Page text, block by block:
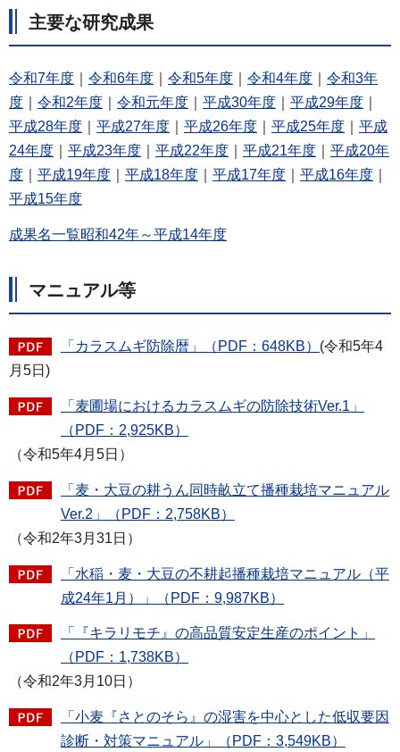
主要な研究成果
令和7年度 令和6年度 令和5年度 令和4年度
令和3年
度
令和2年度 令和元年度 平成30年度 平成29年度
平成28年度
平成27年度 平成26年度 平成25年度
平成
24年度
平成23年度 平成22年度 平成21年度
平成20年
度
平成19年度 平成18年度 平成17年度 平成16年度
平成15年度
成果名一覧昭和42年～平成14年度
マニュアル等
「カラスムギ防除暦」（PDF：648KB） (令和5年4
月5日)
「麦圃場におけるカラスムギの防除技術Ver.1」
（PDF：2,925KB）
（令和5年4月5日）
「麦・大豆の耕うん同時畝立て播種栽培マニュアル
Ver.2」（PDF：2,758KB）
（令和2年3月31日）
「水稲・麦・大豆の不耕起播種栽培マニュアル（平
成24年1月）」（PDF：9,987KB）
「『キラリモチ』の高品質安定生産のポイント」
（PDF：1,738KB）
（令和2年3月10日）
「小麦『さとのそら』の湿害を中心とした低収要因
診断・対策マニュアル」（PDF：3,549KB）